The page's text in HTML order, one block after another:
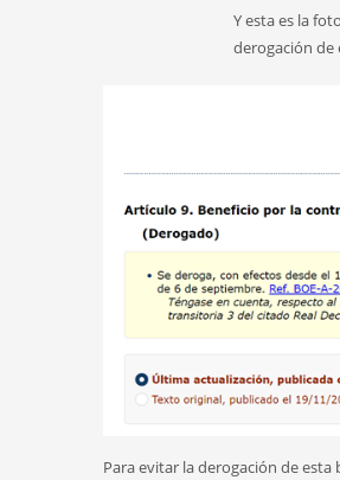
Y esta es la
derogación de
Para evitar la derogación de